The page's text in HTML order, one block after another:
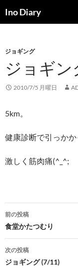
ン
ツ
へ
キ
プ
Ino Diary
索
ジョギング
ジョギン
2010/7/5 月曜日
5km。
健康診断で引っか
激しく筋肉痛(^_^;
投
稿
ナ
ビ
前の投稿
食堂かたつむり
次の投稿
ジョギング (7/11)